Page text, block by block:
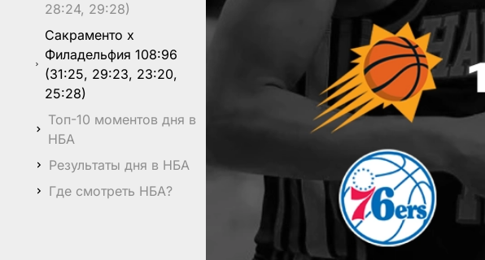
28:24, 29:28)
Сакраменто x
Филадельфия 108:96
(31:25, 29:23, 23:20,
25:28)
Топ-10 моментов дня в
НБА
Результаты дня в НБА
Где смотреть НБА?